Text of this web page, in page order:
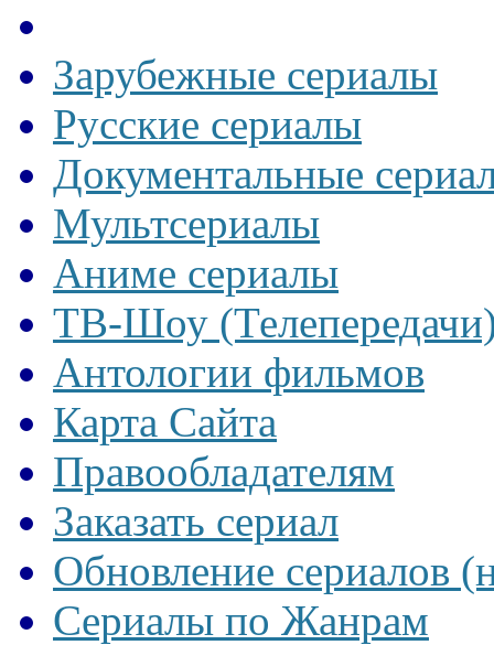
Зарубежные сериалы
Русские сериалы
Документальные
Мультсериалы
Аниме сериалы
ТВ-Шоу
Антологии фильмов
Карта Сайта
Правообладателям
Заказать сериал
Обновление сериалов
Сериалы по Жанрам